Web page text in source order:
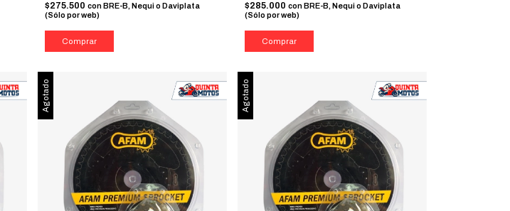
$275.500 con BRE-B, Nequi o Daviplata
(Sólo por web)
$285.000 con BRE-B, Nequi o Daviplata
(Sólo por web)
Agotado Agotado